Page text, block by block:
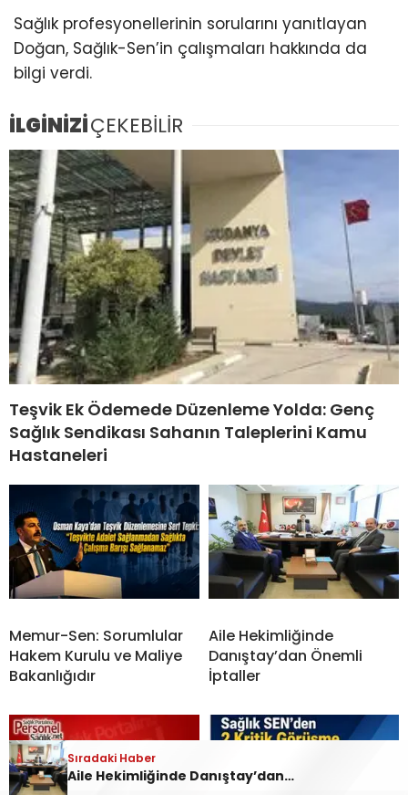
Sağlık profesyonellerinin sorularını yanıtlayan
Doğan, Sağlık-Sen’in çalışmaları hakkında da
bilgi verdi.
İLGİNİZİÇEKEBİLİR
Teşvik Ek Ödemede Düzenleme Yolda: Genç
Sağlık Sendikası Sahanın Taleplerini Kamu
Hastaneleri
Memur-Sen: Sorumlular
Hakem Kurulu ve Maliye
Bakanlığıdır
Aile Hekimliğinde
Danıştay’dan Önemli
İptaller
Sıradaki Haber
Aile Hekimliğinde Danıştay’dan Önemli İptaller